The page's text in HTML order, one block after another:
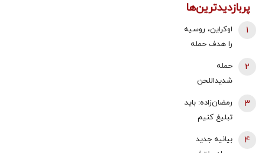
پربازدیدترین‌ها
اوکراین، روسیه
را هدف حمله
سیزران
1
حمله
شدیداللحن
به قالیباف/ چه
کسانی دنبال
2
رمضان‌زاده: باید
تبلیغ کنیم
3
بیانیه جدید
4